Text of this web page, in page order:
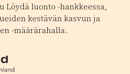
Löydä luonto -hankkeessa,
kestävän kasvun ja
-määrärahalla.